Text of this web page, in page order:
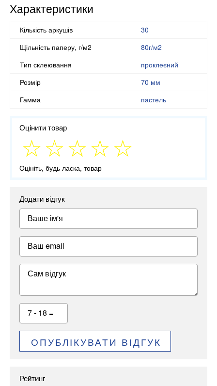
Характеристики
Кількість аркушів
30
Щільність паперу, г/м2
80г/м2
Тип склеювання
проклеєний
Розмір
70 мм
Гамма
пастель
Оцінити товар
Оцініть, будь ласка, товар
Додати відгук
Ваше ім'я
Ваш email
Сам відгук
7 - 18 =
ОПУБЛІКУВАТИ ВІДГУК
Рейтинг